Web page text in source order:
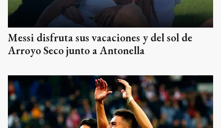
Messi disfruta sus vacaciones y del sol de
Arroyo Seco junto a Antonella